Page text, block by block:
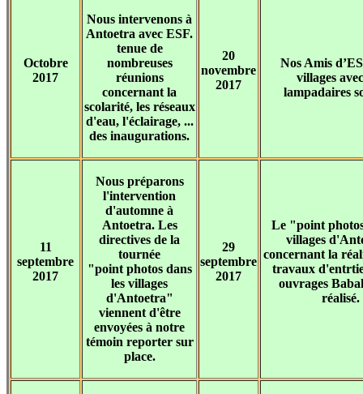
Octobre
2017
Nous intervenons à
Antoetra avec ESF.
tenue de
nombreuses
réunions
concernant la
scolarité, les réseaux
d'eau, l'éclairage, ...
des inaugurations.
20
novembre
2017
Nos Amis
villages
lampadaires
11
septembre
2017
Nous préparons
l'intervention
d'automne à
Antoetra. Les
directives de la
tournée
"point photos dans
les villages
d'Antoetra"
viennent d'être
envoyées à notre
témoin reporter sur
place.
29
septembre
2017
Le "point
villages
concernant la
travaux
ouvrages
réalisé.